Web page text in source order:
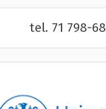
tel. 71 798-